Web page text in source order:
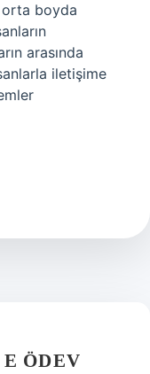
orta boyda
arasında
iletişime
ÖDEV